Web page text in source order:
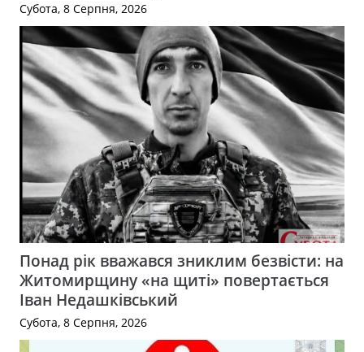
Субота, 8 Серпня, 2026
Понад рік вважався зниклим безвісти: на
Житомирщину «на щиті» повертається
Іван Недашківський
Субота, 8 Серпня, 2026